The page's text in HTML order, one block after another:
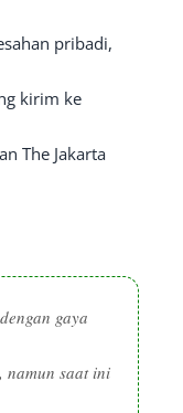
pribadi,
kirim ke
The Jakarta
gaya
namun saat ini